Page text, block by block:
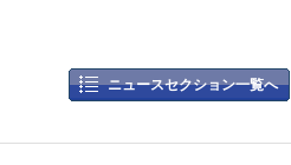
ニュースセクション一覧へ